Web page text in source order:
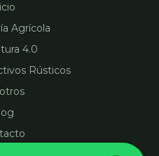
Agrícola
4.0
Rústicos